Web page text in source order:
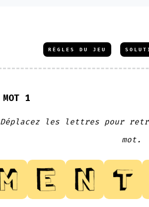
RÈGLES DU JEU
MOT 1
Déplacez les lettres pour
mot.